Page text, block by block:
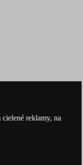
reklamy, na